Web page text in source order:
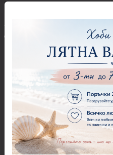
Приложни техники и
Декупаж
Декупажна хартия
Оризова декупажна
хартия А4 - Alchemy of Art -
25-30 гр.
Оризова декупажна хартия
А4 - Itd. Collection - 25-30
гр.
Фина оризова декупажна
хартия Stamperia - 21 х